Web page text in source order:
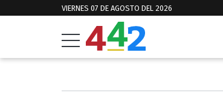
VIERNES 07 DE AGOSTO DEL 2026